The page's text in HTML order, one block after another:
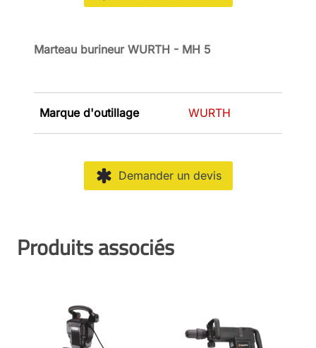
Marteau burineur WURTH - MH 5
Marque d'outillage WURTH
Demander un devis
Produits associés